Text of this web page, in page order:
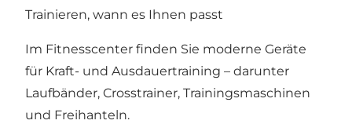
Trainieren, wann es Ihnen passt
Im Fitnesscenter finden Sie moderne Geräte
für Kraft- und Ausdauertraining – darunter
Laufbänder, Crosstrainer, Trainingsmaschinen
und Freihanteln.